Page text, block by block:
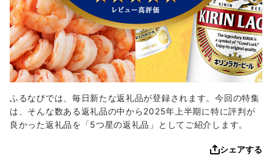
ふるなびでは、毎日新たな返礼品が登録されます。今回の特集
は、そんな数ある返礼品の中から2025年上半期に特に評判が
良かった返礼品を「5つ星の返礼品」としてご紹介します。
シェアする